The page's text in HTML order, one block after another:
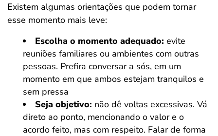
Existem algumas orientações que podem tornar
esse momento mais leve:
Escolha o momento adequado: evite
reuniões familiares ou ambientes com outras
pessoas. Prefira conversar a sós, em um
momento em que ambos estejam tranquilos e
sem pressa
Seja objetivo: não dê voltas excessivas. Vá
direto ao ponto, mencionando o valor e o
acordo feito, mas com respeito. Falar de forma